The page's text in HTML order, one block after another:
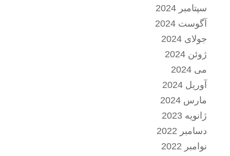
سپتامبر 2024
آگوست 2024
جولای 2024
ژوئن 2024
می 2024
آوریل 2024
مارس 2024
ژانویه 2023
دسامبر 2022
نوامبر 2022